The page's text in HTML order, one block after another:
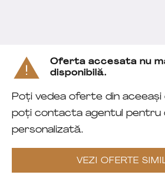
Oferta accesata nu
disponibilă.
Poți vedea oferte din
poți contacta agentul pentru
personalizată.
VEZI OFERTE